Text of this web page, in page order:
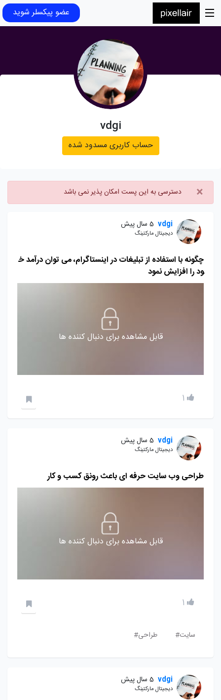
عضو پیکسلر شوید
vdgi
حساب کاربری مسدود شده
× دسترسی به این پست امکان پذیر نمی باشد
vdgi 5 سال پیش
دیجیتال مارکتینگ
چگونه با استفاده از تبلیغات در اینستاگرام، می توان درآمد خ
ود را افزایش نمود
قابل مشاهده برای دنبال کننده ها
1
vdgi 5 سال پیش
دیجیتال مارکتینگ
طراحی وب سایت حرفه ای باعث رونق کسب و کار
قابل مشاهده برای دنبال کننده ها
1
سایت# طراحی#
vdgi 5 سال پیش
دیجیتال مارکتینگ